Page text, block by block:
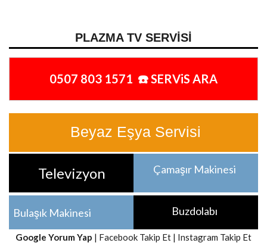
PLAZMA TV SERVISI
0507 803 1571 ☎️ SERViS ARA
Beyaz Eşya Servisi
Televizyon Çamaşır Makinesi
Bulaşık Makinesi Buzdolabı
Google Yorum Yap | Facebook Takip Et | Instagram Takip Et